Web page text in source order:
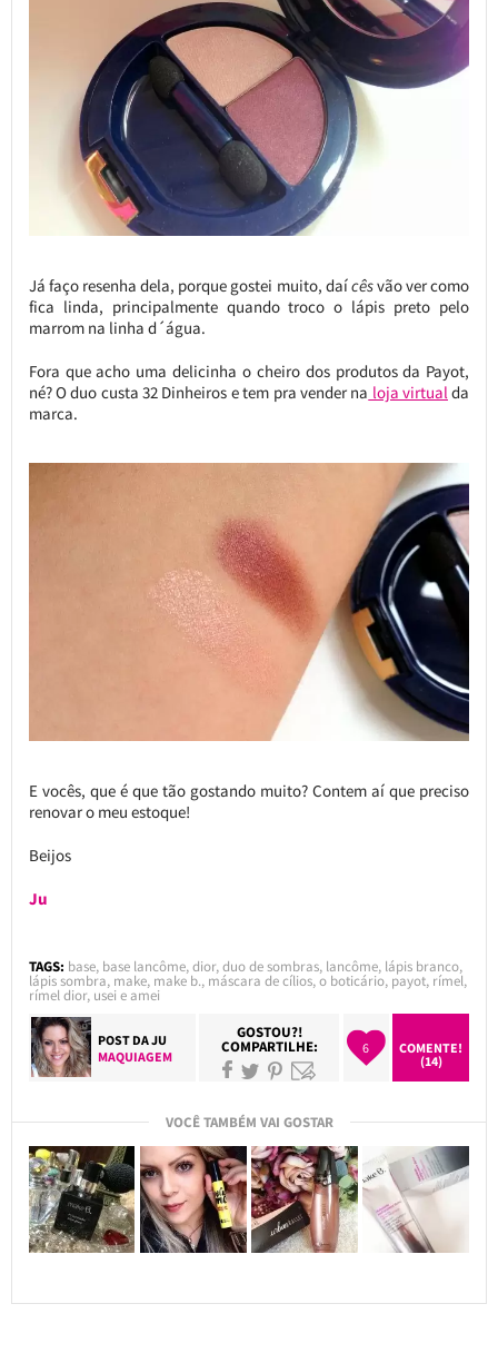
Já faço resenha dela, porque gostei muito, daícêsvão ver como
fica linda, principalmente quando troco o lápis preto pelo
marrom na linha d´água.
Fora que acho uma delicinha o cheiro dos produtos da Payot,
né? O duo custa 32 Dinheiros e tem pra vender na loja virtual da
marca.
E vocês, que é que tão gostando muito? Contem aí que preciso
renovar o meu estoque!
Beijos
Ju
TAGS: base, base lancôme,dior,duo de sombras, lancôme, lápis branco,
lápis sombra, make, make b., máscara de cílios,o boticário, payot, rímel,
rímel dior, usei e amei
POST DAJU
MAQUIAGEM
GOSTOU?!
COMPARTILHE: 6
COMENTE!
(14)
VOCÊ TAMBÉM VAI GOSTAR